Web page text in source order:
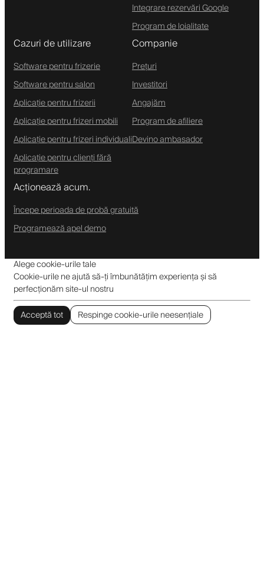
Integrare rezervări Google
Program de loialitate
Cazuri de utilizare
Software pentru frizerie
Software pentru salon
Aplicație pentru frizerii
Aplicație pentru frizeri mobili
Aplicație pentru frizeri individuali
Aplicație pentru clienți fără
programare
Companie
Prețuri
Investitori
Angajăm
Program de afiliere
Devino ambasador
Acționează acum.
Începe perioada de probă gratuită
Programează apel demo
Alege cookie-urile tale
Cookie-urile ne ajută să-ți îmbunătățim experiența și să
perfecționăm site-ul nostru
Acceptă tot
Respinge cookie-urile neesențiale